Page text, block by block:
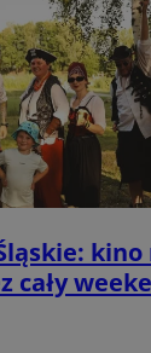
kino
cały